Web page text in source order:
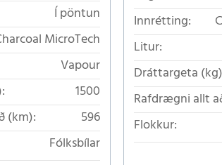
Í pöntun
MicroTech
Vapour
1500
(km):
596
Fólksbílar
Innrétting:
Litur:
Dráttargeta
Rafdrægni allt
Flokkur: